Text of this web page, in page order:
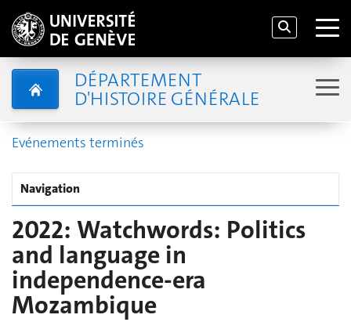
DÉPARTEMENT
D'HISTOIRE GÉNÉRALE
Evénements terminés
Navigation
2022: Watchwords: Politics
and language in
independence-era
Mozambique